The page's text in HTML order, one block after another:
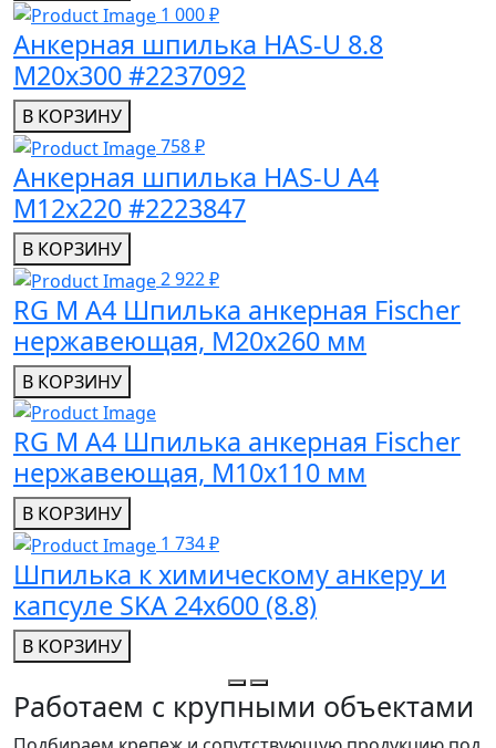
1 000 ₽
Анкерная шпилька HAS-U 8.8
M20x300 #2237092
В КОРЗИНУ
758 ₽
Анкерная шпилька HAS-U A4
M12x220 #2223847
В КОРЗИНУ
2 922 ₽
RG M A4 Шпилька анкерная Fischer
нержавеющая, M20x260 мм
В КОРЗИНУ
RG M A4 Шпилька анкерная Fischer
нержавеющая, M10x110 мм
В КОРЗИНУ
1 734 ₽
Шпилька к химическому анкеру и
капсуле SKA 24х600 (8.8)
В КОРЗИНУ
Работаем с крупными объектами